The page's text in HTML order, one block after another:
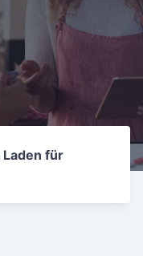
Laden für